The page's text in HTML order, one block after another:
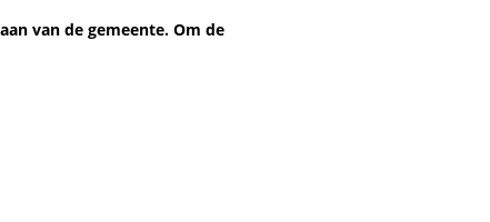
van de gemeente. Om de